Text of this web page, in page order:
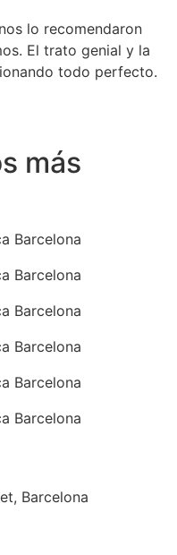
lo recomendaron
El trato genial y la
todo perfecto.
más
Barcelona